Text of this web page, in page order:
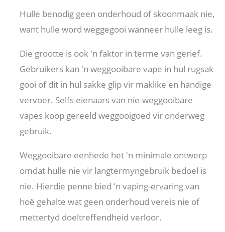
Hulle benodig geen onderhoud of skoonmaak nie,
want hulle word weggegooi wanneer hulle leeg is.
Die grootte is ook 'n faktor in terme van gerief.
Gebruikers kan 'n weggooibare vape in hul rugsak
gooi of dit in hul sakke glip vir maklike en handige
vervoer. Selfs eienaars van nie-weggooibare
vapes koop gereeld weggooigoed vir onderweg
gebruik.
Weggooibare eenhede het 'n minimale ontwerp
omdat hulle nie vir langtermyngebruik bedoel is
nie. Hierdie penne bied 'n vaping-ervaring van
hoë gehalte wat geen onderhoud vereis nie of
mettertyd doeltreffendheid verloor.